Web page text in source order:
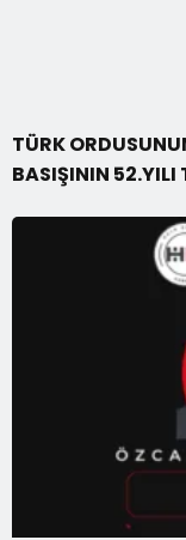
TÜRK
BASIŞININ 52.YILI